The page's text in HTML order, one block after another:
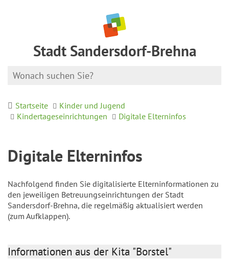
Stadt Sandersdorf-Brehna
Startseite
Kinder und Jugend
Kindertageseinrichtungen
Digitale Elterninfos
Digitale Elterninfos
Nachfolgend finden Sie digitalisierte Elterninformationen zu
den jeweiligen Betreuungseinrichtungen der Stadt
Sandersdorf-Brehna, die regelmäßig aktualisiert werden
(zum Aufklappen).
Informationen aus der Kita "Borstel"